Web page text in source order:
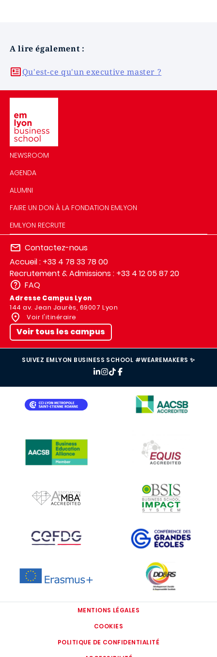
A lire également :
Qu'est-ce qu'un executive master ?
NEWSROOM
AGENDA
ALUMNI
FAIRE UN DON À LA FONDATION EMLYON
EMLYON RECRUTE
Contactez-nous
Accueil : +33 4 78 33 78 00
Recrutement & Admissions : +33 4 12 05 87 20
FAQ
Adresse Campus Lyon
144 av. Jean Jaurès, 69007 Lyon
Voir l'itinéraire
Voir tous les campus
SUIVEZ EMLYON BUSINESS SCHOOL #WEAREMAKERS ✨
IMAGE
IMAGE
IMAGE
IMAGE
IMAGE IMAGE
MENTIONS LÉGALES
COOKIES
POLITIQUE DE CONFIDENTIALITÉ